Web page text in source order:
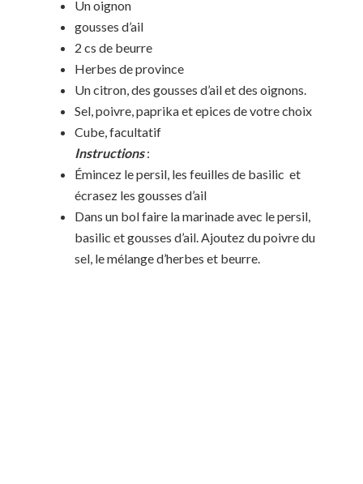
Un oignon
gousses d’ail
2 cs de beurre
Herbes de province
Un citron, des gousses d’ail et des oignons.
Sel, poivre, paprika et epices de votre choix
Cube, facultatif
Instructions:
Émincez le persil, les feuilles de basilic et
écrasez les gousses d’ail
Dans un bol faire la marinade avec le persil,
basilic et gousses d’ail. Ajoutez du poivre du
sel, le mélange d’herbes et beurre.